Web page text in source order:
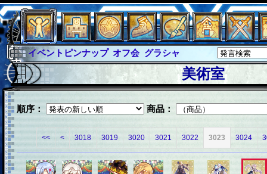
イベントピンナップ オフ会 グラシャ
グラシャ・ラボラス
グローバルジャスティス
サイキックハーツ サイキックハーツ大戦
シュラウド ソロモン ファイナル
アブソーバー
イベピン
美術室
順序： 商品：
<< < 3018 3019 3020 3021 3022 3023 3024